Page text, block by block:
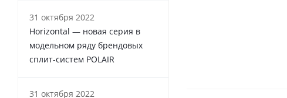
31 октября 2022
Horizontal — новая серия в
модельном ряду брендовых
сплит-систем POLAIR
31 октября 2022